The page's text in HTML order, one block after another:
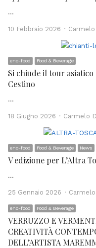
…
10 Febbraio 2026 Author
eno-food Food & Beverage
Si chiude il tour
Cestino
…
18 Giugno 2026 Author
Carmelo
eno-food Food & Beverage News
V edizione per L’Altra
…
25 Gennaio 2026 Author
eno-food Food & Beverage
VERRUZZO E
CREATIVITÀ
DELL’ARTISTA